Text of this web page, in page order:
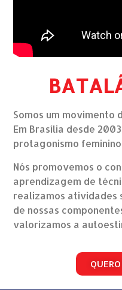
Somos um movimento
Em Brasília desde
protagonismo
Nós promovemos o
aprendizagem de
realizamos atividades
de nossas
valorizamos a